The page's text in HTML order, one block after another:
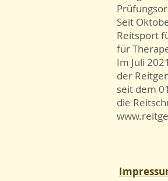
Seit
Reitsport
für
Im Juli
der
seit dem
die